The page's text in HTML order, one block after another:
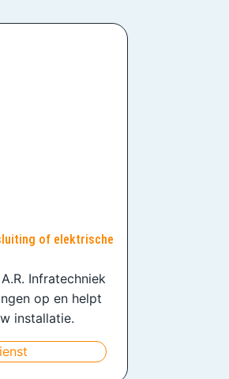
of elektrische
Infratechniek
op en helpt
installatie.